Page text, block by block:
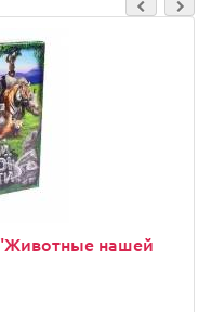
"Животные нашей